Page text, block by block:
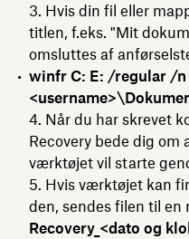
3. Hvis din fil eller
titlen, f.eks. "Mit
omsluttes af
winfr C: E: /regular /
4. Når du har skrevet
Recovery bede dig om
værktøjet vil starte
5. Hvis værktøjet kan
den, sendes filen til en
Recovery_<dato og